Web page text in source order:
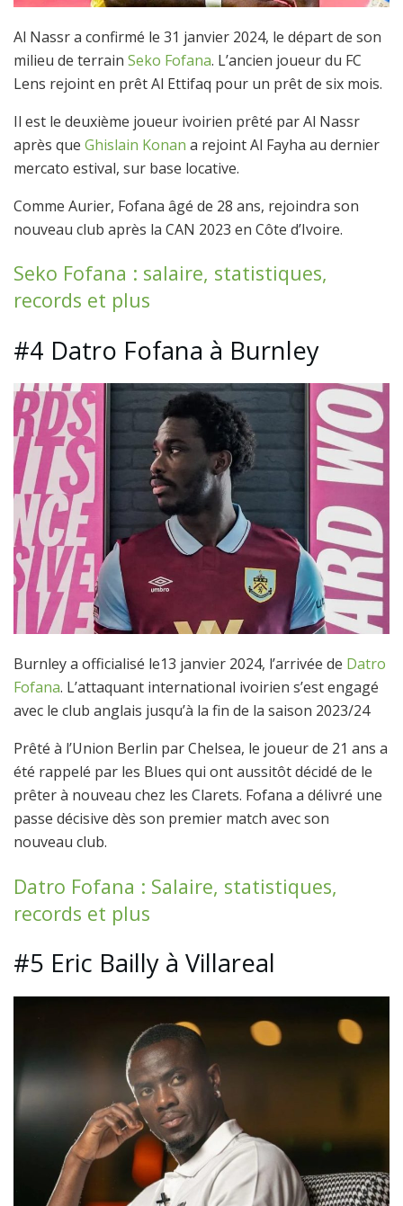
Al Nassr a confirmé le 31 janvier 2024, le départ de son
milieu de terrain Seko Fofana. L’ancien joueur du FC
Lens rejoint en prêt Al Ettifaq pour un prêt de six mois.
Il est le deuxième joueur ivoirien prêté par Al Nassr
après que Ghislain Konan a rejoint Al Fayha au dernier
mercato estival, sur base locative.
Comme Aurier, Fofana âgé de 28 ans, rejoindra son
nouveau club après la CAN 2023 en Côte d’Ivoire.
Seko Fofana : salaire, statistiques,
records et plus
#4 Datro Fofana à Burnley
Burnley a officialisé le13 janvier 2024, l’arrivée de Datro
Fofana. L’attaquant international ivoirien s’est engagé
avec le club anglais jusqu’à la fin de la saison 2023/24
Prêté à l’Union Berlin par Chelsea, le joueur de 21 ans a
été rappelé par les Blues qui ont aussitôt décidé de le
prêter à nouveau chez les Clarets. Fofana a délivré une
passe décisive dès son premier match avec son
nouveau club.
Datro Fofana : Salaire, statistiques,
records et plus
#5 Eric Bailly à Villareal